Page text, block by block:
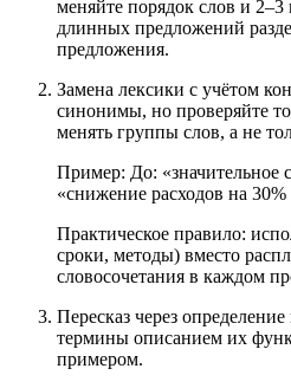
меняйте порядок слов и
длинных предложений
предложения.
Замена лексики с учётом
синонимы, но проверяйте
менять группы слов, а не
Пример: До: «значительное
«снижение расходов на
Практическое правило:
сроки, методы) вместо
словосочетания в каждом
Пересказ через
термины описанием их
примером.